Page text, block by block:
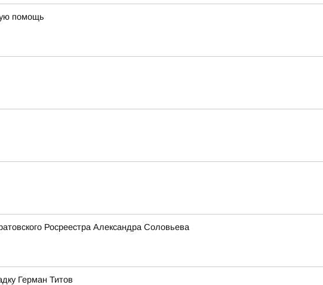
помощь
Росреестра Александра Соловьева
Герман Титов